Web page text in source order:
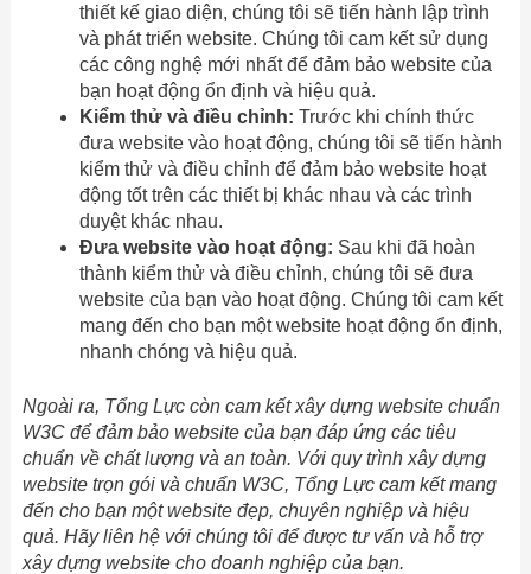
thiết kế giao diện, chúng tôi sẽ tiến hành lập trình
và phát triển website. Chúng tôi cam kết sử dụng
các công nghệ mới nhất để đảm bảo website của
bạn hoạt động ổn định và hiệu quả.
Kiểm thử và điều chỉnh: Trước khi chính thức
đưa website vào hoạt động, chúng tôi sẽ tiến hành
kiểm thử và điều chỉnh để đảm bảo website hoạt
động tốt trên các thiết bị khác nhau và các trình
duyệt khác nhau.
Đưa website vào hoạt động: Sau khi đã hoàn
thành kiểm thử và điều chỉnh, chúng tôi sẽ đưa
website của bạn vào hoạt động. Chúng tôi cam kết
mang đến cho bạn một website hoạt động ổn định,
nhanh chóng và hiệu quả.
Ngoài ra, Tổng Lực còn cam kết xây dựng website chuẩn
W3C để đảm bảo website của bạn đáp ứng các tiêu
chuẩn về chất lượng và an toàn. Với quy trình xây dựng
website trọn gói và chuẩn W3C, Tổng Lực cam kết mang
đến cho bạn một website đẹp, chuyên nghiệp và hiệu
quả. Hãy liên hệ với chúng tôi để được tư vấn và hỗ trợ
xây dựng website cho doanh nghiệp của bạn.